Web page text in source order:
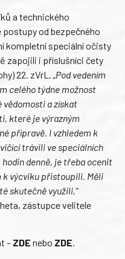
a technického
od bezpečného
kompletní speciální očisty
zapojili i příslušníci čety
22. zVrL. „Pod vedením
celého týdne možnost
a získat
které je výrazným
přípravě. I vzhledem k
trávili ve speciálních
denně, je třeba ocenit
k výcviku přistoupili. Měli
skutečně využili,“
zástupce velitele
– ZDE nebo ZDE.